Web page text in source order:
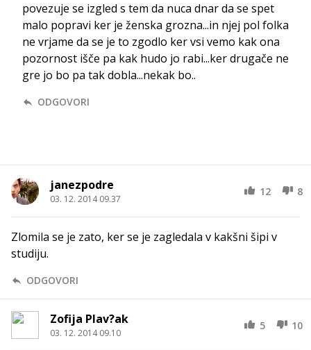
povezuje se izgled s tem da nuca dnar da se spet
malo popravi ker je ženska grozna...in njej pol folka
ne vrjame da se je to zgodlo ker vsi vemo kak ona
pozornost išče pa kak hudo jo rabi...ker drugače ne
gre jo bo pa tak dobla...nekak bo..
ODGOVORI
janezpodre
03. 12. 2014 09.37
12 8
Zlomila se je zato, ker se je zagledala v kakšni šipi v
studiju.
ODGOVORI
Zofija Plav?ak
03. 12. 2014 09.10
5 10